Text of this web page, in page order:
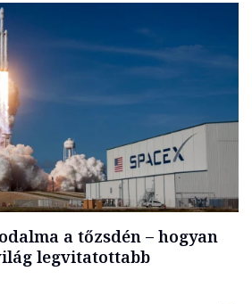
a tőzsdén – hogyan
legvitatottabb